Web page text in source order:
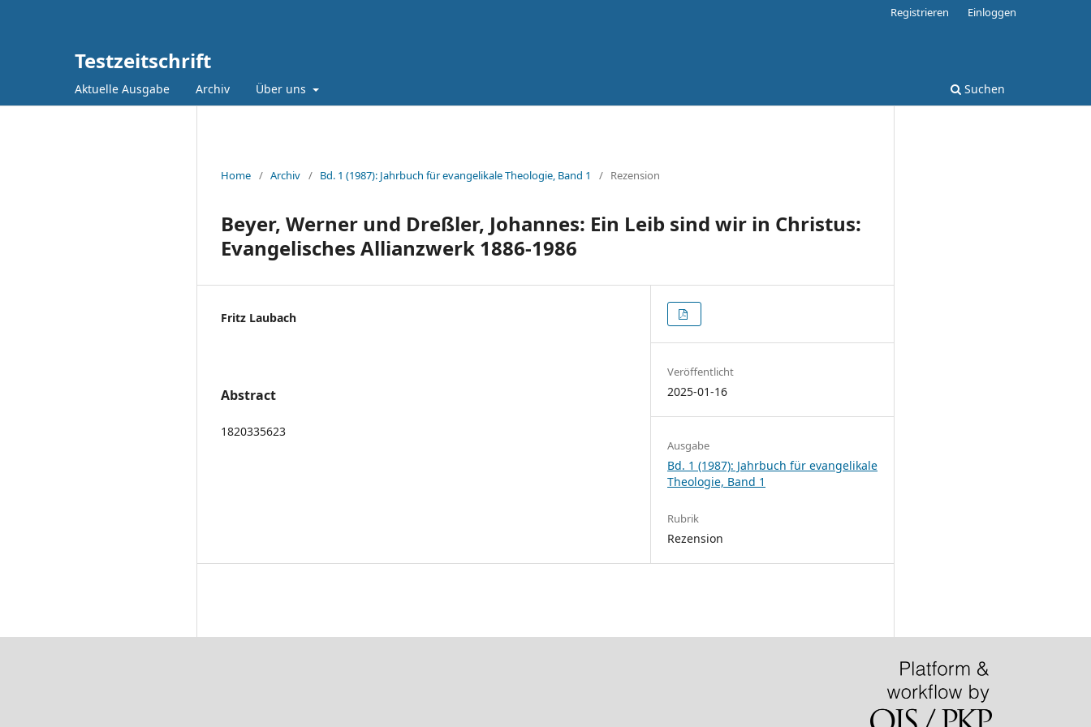
Testzeitschrift
Aktuelle Ausgabe Archiv Über uns Suchen
Registrieren Einloggen
Home / Archiv / Bd. 1 (1987): Jahrbuch für evangelikale Theologie, Band 1 / Rezension
Beyer, Werner und Dreßler, Johannes: Ein Leib sind wir in Christus:
Evangelisches Allianzwerk 1886-1986
Fritz Laubach
Abstract
1820335623
Veröffentlicht
2025-01-16
Ausgabe
Bd. 1 (1987): Jahrbuch für evangelikale
Theologie, Band 1
Rubrik
Rezension